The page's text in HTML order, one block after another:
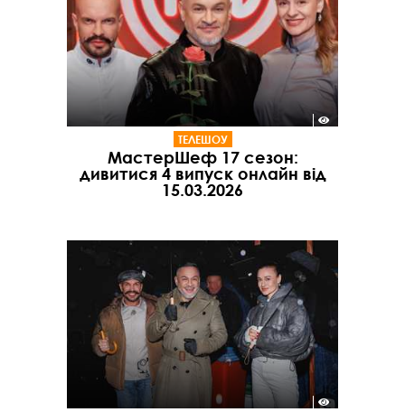
ТЕЛЕШОУ
МастерШеф 17 сезон:
дивитися 4 випуск онлайн від
15.03.2026